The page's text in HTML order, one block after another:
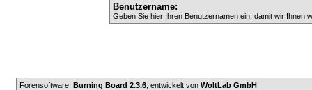
Benutzername:
Geben Sie hier Ihren Benutzernamen ein, damit wir Ihnen
Forensoftware: Burning Board 2.3.6 , entwickelt von WoltLab GmbH